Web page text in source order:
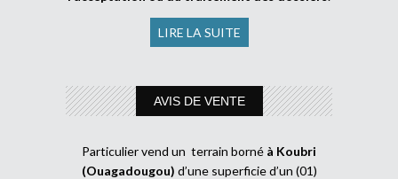
LIRE LA SUITE
AVIS DE VENTE
Particulier vend un terrain borné à Koubri
(Ouagadougou) d’une superficie d’un (01)